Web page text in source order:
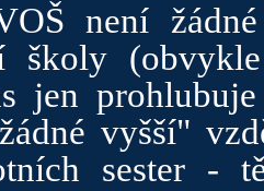
není
školy
jen
vyšší"
sester -